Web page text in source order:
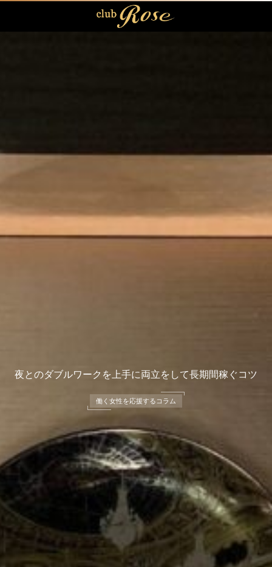
夜とのダブルワークを上手に両立をして長期間稼ぐコツ
働く女性を応援するコラム